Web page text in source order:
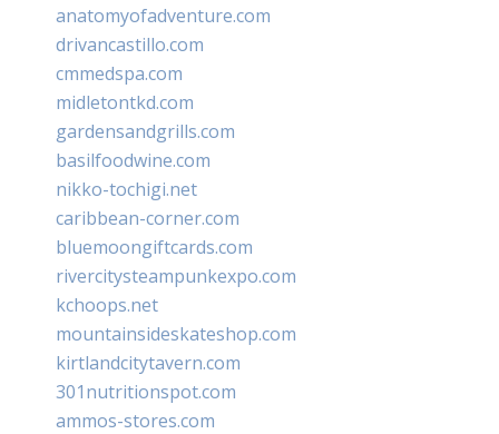
anatomyofadventure.com
drivancastillo.com
cmmedspa.com
midletontkd.com
gardensandgrills.com
basilfoodwine.com
nikko-tochigi.net
caribbean-corner.com
bluemoongiftcards.com
rivercitysteampunkexpo.com
kchoops.net
mountainsideskateshop.com
kirtlandcitytavern.com
301nutritionspot.com
ammos-stores.com